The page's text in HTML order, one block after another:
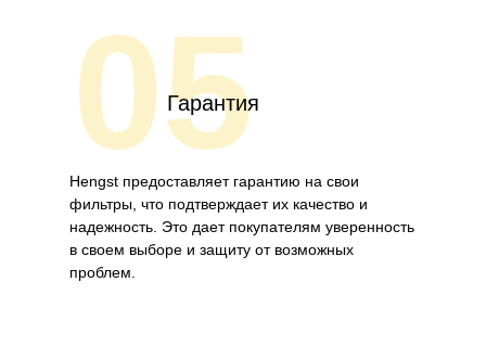
05
Гарантия
Hengst предоставляет гарантию на свои
фильтры, что подтверждает их качество и
надежность. Это дает покупателям уверенность
в своем выборе и защиту от возможных
проблем.